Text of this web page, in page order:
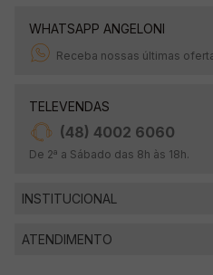
WHATSAPP ANGELONI
Receba nossas últimas
TELEVENDAS
(48) 4002 6060
De 2ª a Sábado das 8h às 18h.
INSTITUCIONAL
ATENDIMENTO